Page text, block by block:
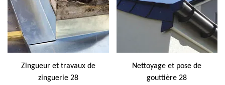
Zingueur et travaux de
zinguerie 28
Nettoyage et pose de
gouttière 28